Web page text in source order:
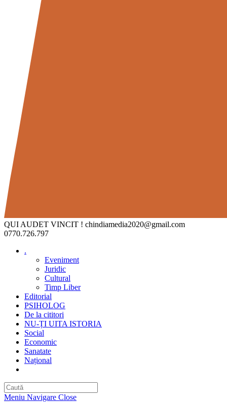
QUI AUDET VINCIT ! chindiamedia2020@gmail.com
0770.726.797
.
Eveniment
Juridic
Cultural
Timp Liber
Editorial
PSIHOLOG
De la cititori
NU-ȚI UITA ISTORIA
Social
Economic
Sanatate
Național
Meniu Navigare Close